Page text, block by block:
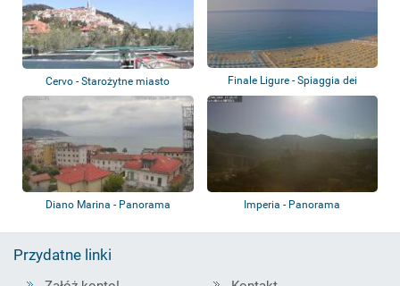
Cervo - Starożytne miasto
Finale Ligure - Spiaggia dei
Bianchi
Diano Marina - Panorama Imperia - Panorama
Przydatne linki